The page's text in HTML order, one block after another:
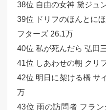
38位 自由の女神 黛ジュ
39位 ドリフのほんとに
フターズ 26.1万
40位 私が死んだら 弘田
41位 しあわせの朝 クリ
42位 明日に架ける橋 サ
万
43位 雨の訪問者 フラ